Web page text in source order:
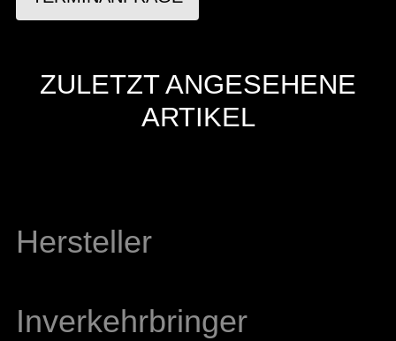
ZULETZT ANGESEHENE
ARTIKEL
Hersteller
Inverkehrbringer